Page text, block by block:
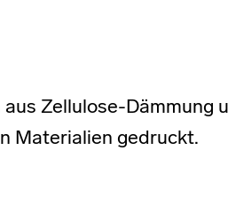
Zellulose-Dämmung
Materialien gedruckt.